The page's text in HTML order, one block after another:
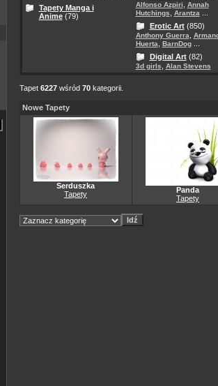
Tapety Manga i
Anime(79)
Alfonso Azpiri
Annah
Hutchings
Arantza
Erotic Art(850)
Anthony Guerra
Huerta
BarnDog...
Digital Art(82)
3d girls Alan Stevens
Tapet 6227wśród 70kategorii.
Nowe Tapety
Serduszka
Tapety
Panda
Tapety